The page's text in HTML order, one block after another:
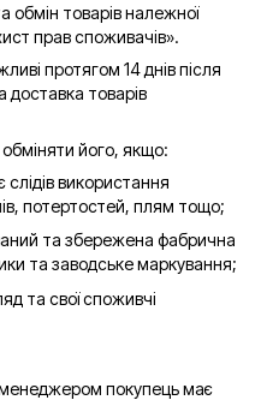
обмін товарів належної
прав споживачів».
протягом 14 днів після
доставка товарів
його, якщо:
слідів використання
потертостей, плям тощо;
та збережена фабрична
та заводське маркування;
та свої споживчі
покупець має